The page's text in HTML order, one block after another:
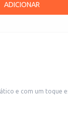
ADICIONAR
e com um toque